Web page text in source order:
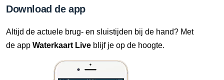
Download de app
Altijd de actuele brug- en sluistijden bij de hand? Met
de app Waterkaart Live blijf je op de hoogte.